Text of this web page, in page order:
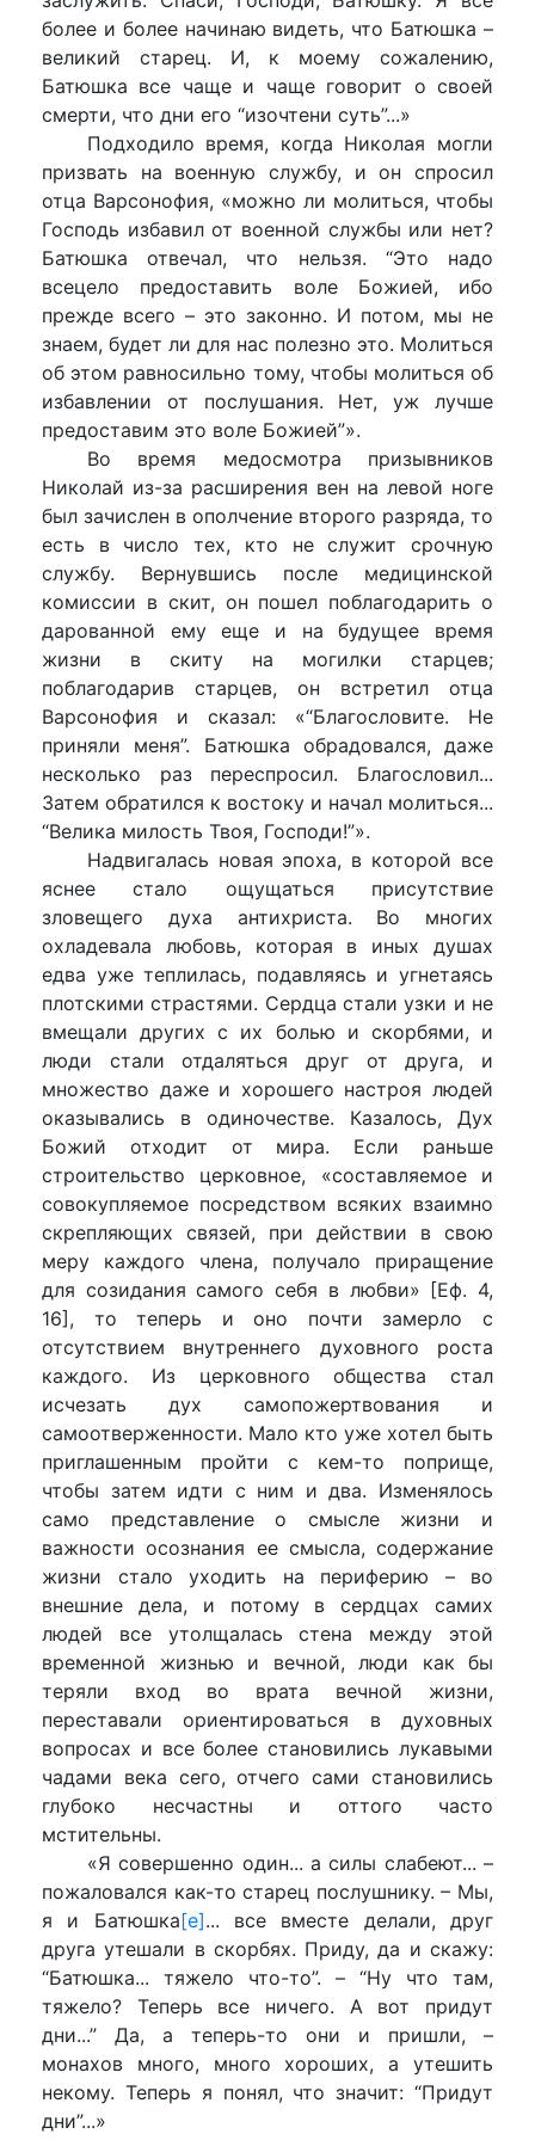
более и более начинаю видеть, что Батюшка –
великий старец. И, к моему сожалению,
Батюшка все чаще и чаще говорит о своей
смерти, что дни его “изочтени суть”...»
Подходило время, когда Николая могли
призвать на военную службу, и он спросил
отца Варсонофия, «можно ли молиться, чтобы
Господь избавил от военной службы или нет?
Батюшка отвечал, что нельзя. “Это надо
всецело предоставить воле Божией, ибо
прежде всего – это законно. И потом, мы не
знаем, будет ли для нас полезно это. Молиться
об этом равносильно тому, чтобы молиться об
избавлении от послушания. Нет, уж лучше
предоставим это воле Божией”».
Во время медосмотра призывников
Николай из-за расширения вен на левой ноге
был зачислен в ополчение второго разряда, то
есть в число тех, кто не служит срочную
службу. Вернувшись после медицинской
комиссии в скит, он пошел поблагодарить о
дарованной ему еще и на будущее время
жизни в скиту на могилки старцев;
поблагодарив старцев, он встретил отца
Варсонофия и сказал: «“Благословите. Не
приняли меня”. Батюшка обрадовался, даже
несколько раз переспросил. Благословил...
Затем обратился к востоку и начал молиться...
“Велика милость Твоя, Господи!”».
Надвигалась новая эпоха, в которой все
яснее стало ощущаться присутствие
зловещего духа антихриста. Во многих
охладевала любовь, которая в иных душах
едва уже теплилась, подавляясь и угнетаясь
плотскими страстями. Сердца стали узки и не
вмещали других с их болью и скорбями, и
люди стали отдаляться друг от друга, и
множество даже и хорошего настроя людей
оказывались в одиночестве. Казалось, Дух
Божий отходит от мира. Если раньше
строительство церковное, «составляемое и
совокупляемое посредством всяких взаимно
скрепляющих связей, при действии в свою
меру каждого члена, получало приращение
для созидания самого себя в любви» [Еф. 4,
16], то теперь и оно почти замерло с
отсутствием внутреннего духовного роста
каждого. Из церковного общества стал
исчезать дух самопожертвования и
самоотверженности. Мало кто уже хотел быть
приглашенным пройти с кем-то поприще,
чтобы затем идти с ним и два. Изменялось
само представление о смысле жизни и
важности осознания ее смысла, содержание
жизни стало уходить на периферию – во
внешние дела, и потому в сердцах самих
людей все утолщалась стена между этой
временной жизнью и вечной, люди как бы
теряли вход во врата вечной жизни,
переставали ориентироваться в духовных
вопросах и все более становились лукавыми
чадами века сего, отчего сами становились
глубоко несчастны и оттого часто
мстительны.
«Я совершенно один... а силы слабеют... –
пожаловался как-то старец послушнику. – Мы,
я и Батюшка[e]... все вместе делали, друг
друга утешали в скорбях. Приду, да и скажу:
“Батюшка... тяжело что-то”. – “Ну что там,
тяжело? Теперь все ничего. А вот придут
дни...” Да, а теперь-то они и пришли, –
монахов много, много хороших, а утешить
некому. Теперь я понял, что значит: “Придут
дни”...»